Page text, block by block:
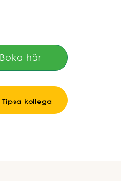
Boka här
Tipsa kollega